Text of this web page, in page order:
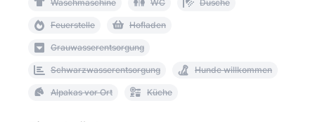
Waschmaschine WC Dusche
Feuerstelle Hofladen
Grauwasserentsorgung
Schwarzwasserentsorgung Hunde willkommen
Alpakas vor Ort Küche